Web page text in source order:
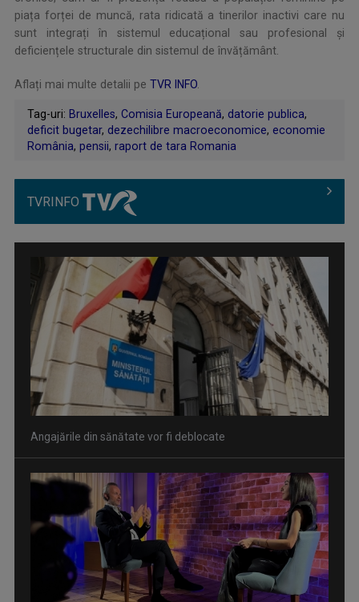
piața forței de muncă, rata ridicată a tinerilor inactivi care nu
sunt integrați în sistemul educațional sau profesional și
deficiențele structurale din sistemul de învățământ.
Aflați mai multe detalii pe TVR INFO
Tag-uri: Bruxelles, Comisia Europeană, datorie publica,
deficit bugetar, dezechilibre macroeconomice, economie
România, pensii, raport de tara Romania
TVRINFO
Angajările din sănătate vor fi deblocate